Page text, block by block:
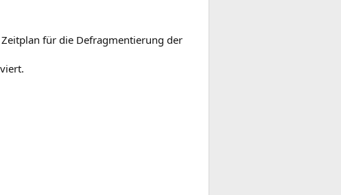
für die Defragmentierung der